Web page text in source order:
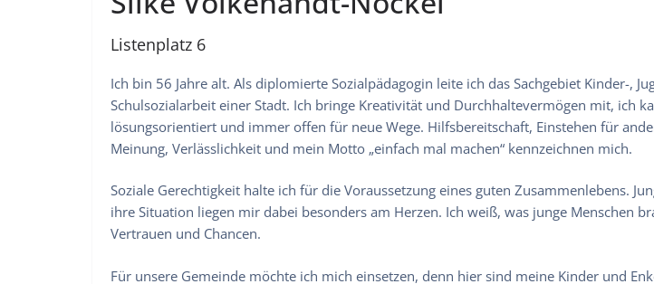
Listenplatz 6
Ich bin 56 Jahre alt. Als diplomierte Sozialpädagogin leite ich das Sachgebiet Kinder-,
Schulsozialarbeit einer Stadt. Ich bringe Kreativität und Durchhaltevermögen mit, ich
lösungsorientiert und immer offen für neue Wege. Hilfsbereitschaft, Einstehen für
Meinung, Verlässlichkeit und mein Motto „einfach mal machen“ kennzeichnen mich.
Soziale Gerechtigkeit halte ich für die Voraussetzung eines guten Zusammenlebens.
ihre Situation liegen mir dabei besonders am Herzen. Ich weiß, was junge Menschen
Vertrauen und Chancen.
Für unsere Gemeinde möchte ich mich einsetzen, denn hier sind meine Kinder und